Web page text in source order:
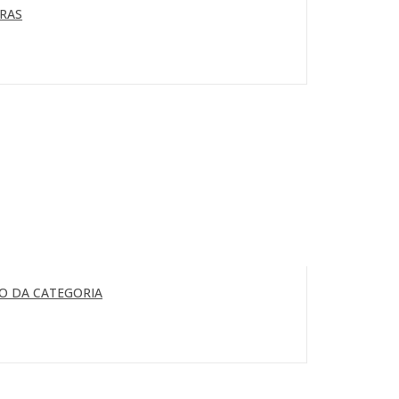
DA CATEGORIA